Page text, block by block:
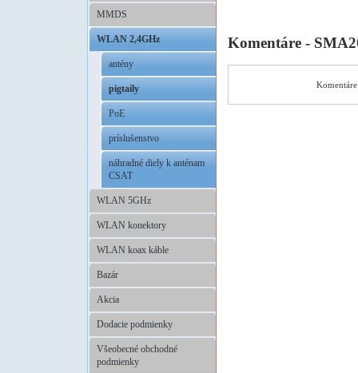
MMDS
WLAN 2,4GHz
antény
pigtaily
PoE
príslušenstvo
náhradné diely k anténam
CSAT
WLAN 5GHz
WLAN konektory
WLAN koax káble
Bazár
Akcia
Dodacie podmienky
Všeobecné obchodné
podmienky
Komentáre -